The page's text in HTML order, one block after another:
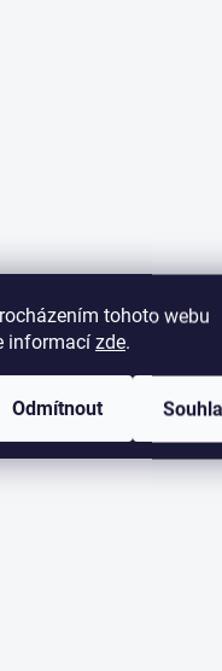
tohoto webu
informací zde.
Odmítnout